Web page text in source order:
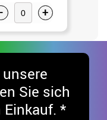
- +
Sie sich
*